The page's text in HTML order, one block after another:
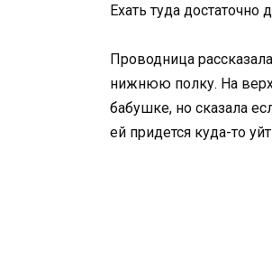
Ехать туда достаточно
Проводница
нижнюю полку. На верх
бабушке, но сказала
ей придется куда-то